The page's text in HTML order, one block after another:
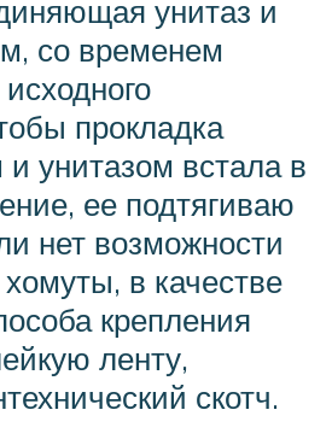
унитаз и
со временем
прокладка
унитазом встала в
ее подтягиваю
нет возможности
в качестве
крепления
ленту,
скотч.